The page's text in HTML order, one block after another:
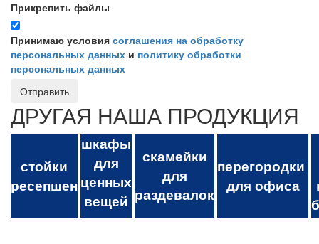
Прикрепить файлы
Принимаю условия соглашения на обработку
персональных данных и политику обработки
персональных данных
Отправить
ДРУГАЯ НАША ПРОДУКЦИЯ
стойки
ресепшен
шкафы
для
ценных
вещей
скамейки
для
раздевалок
перегородки
для офиса